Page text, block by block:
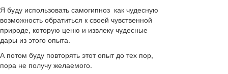
Я буду использовать самогипноз как чудесную
возможность обратиться к своей чувственной
природе, которую ценю и извлеку чудесные
дары из этого опыта.
А потом буду повторять этот опыт до тех пор,
пора не получу желаемого.